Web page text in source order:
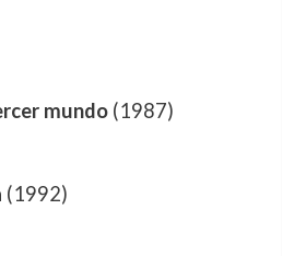
mundo(1987)
(1992)